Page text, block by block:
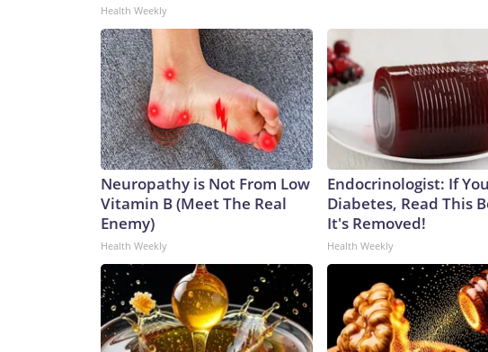
Health Weekly
Neuropathy is Not From Low
Vitamin B (Meet The Real
Enemy)
Health Weekly
Endocrinologist: If
Diabetes, Read This
It's Removed!
Health Weekly